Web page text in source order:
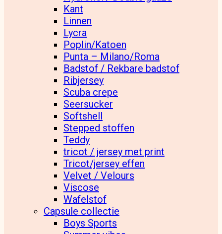
Kant
Linnen
Lycra
Poplin/Katoen
Punta – Milano/Roma
Badstof / Rekbare badstof
Ribjersey
Scuba crepe
Seersucker
Softshell
Stepped stoffen
Teddy
tricot / jersey met print
Tricot/jersey effen
Velvet / Velours
Viscose
Wafelstof
Capsule collectie
Boys Sports